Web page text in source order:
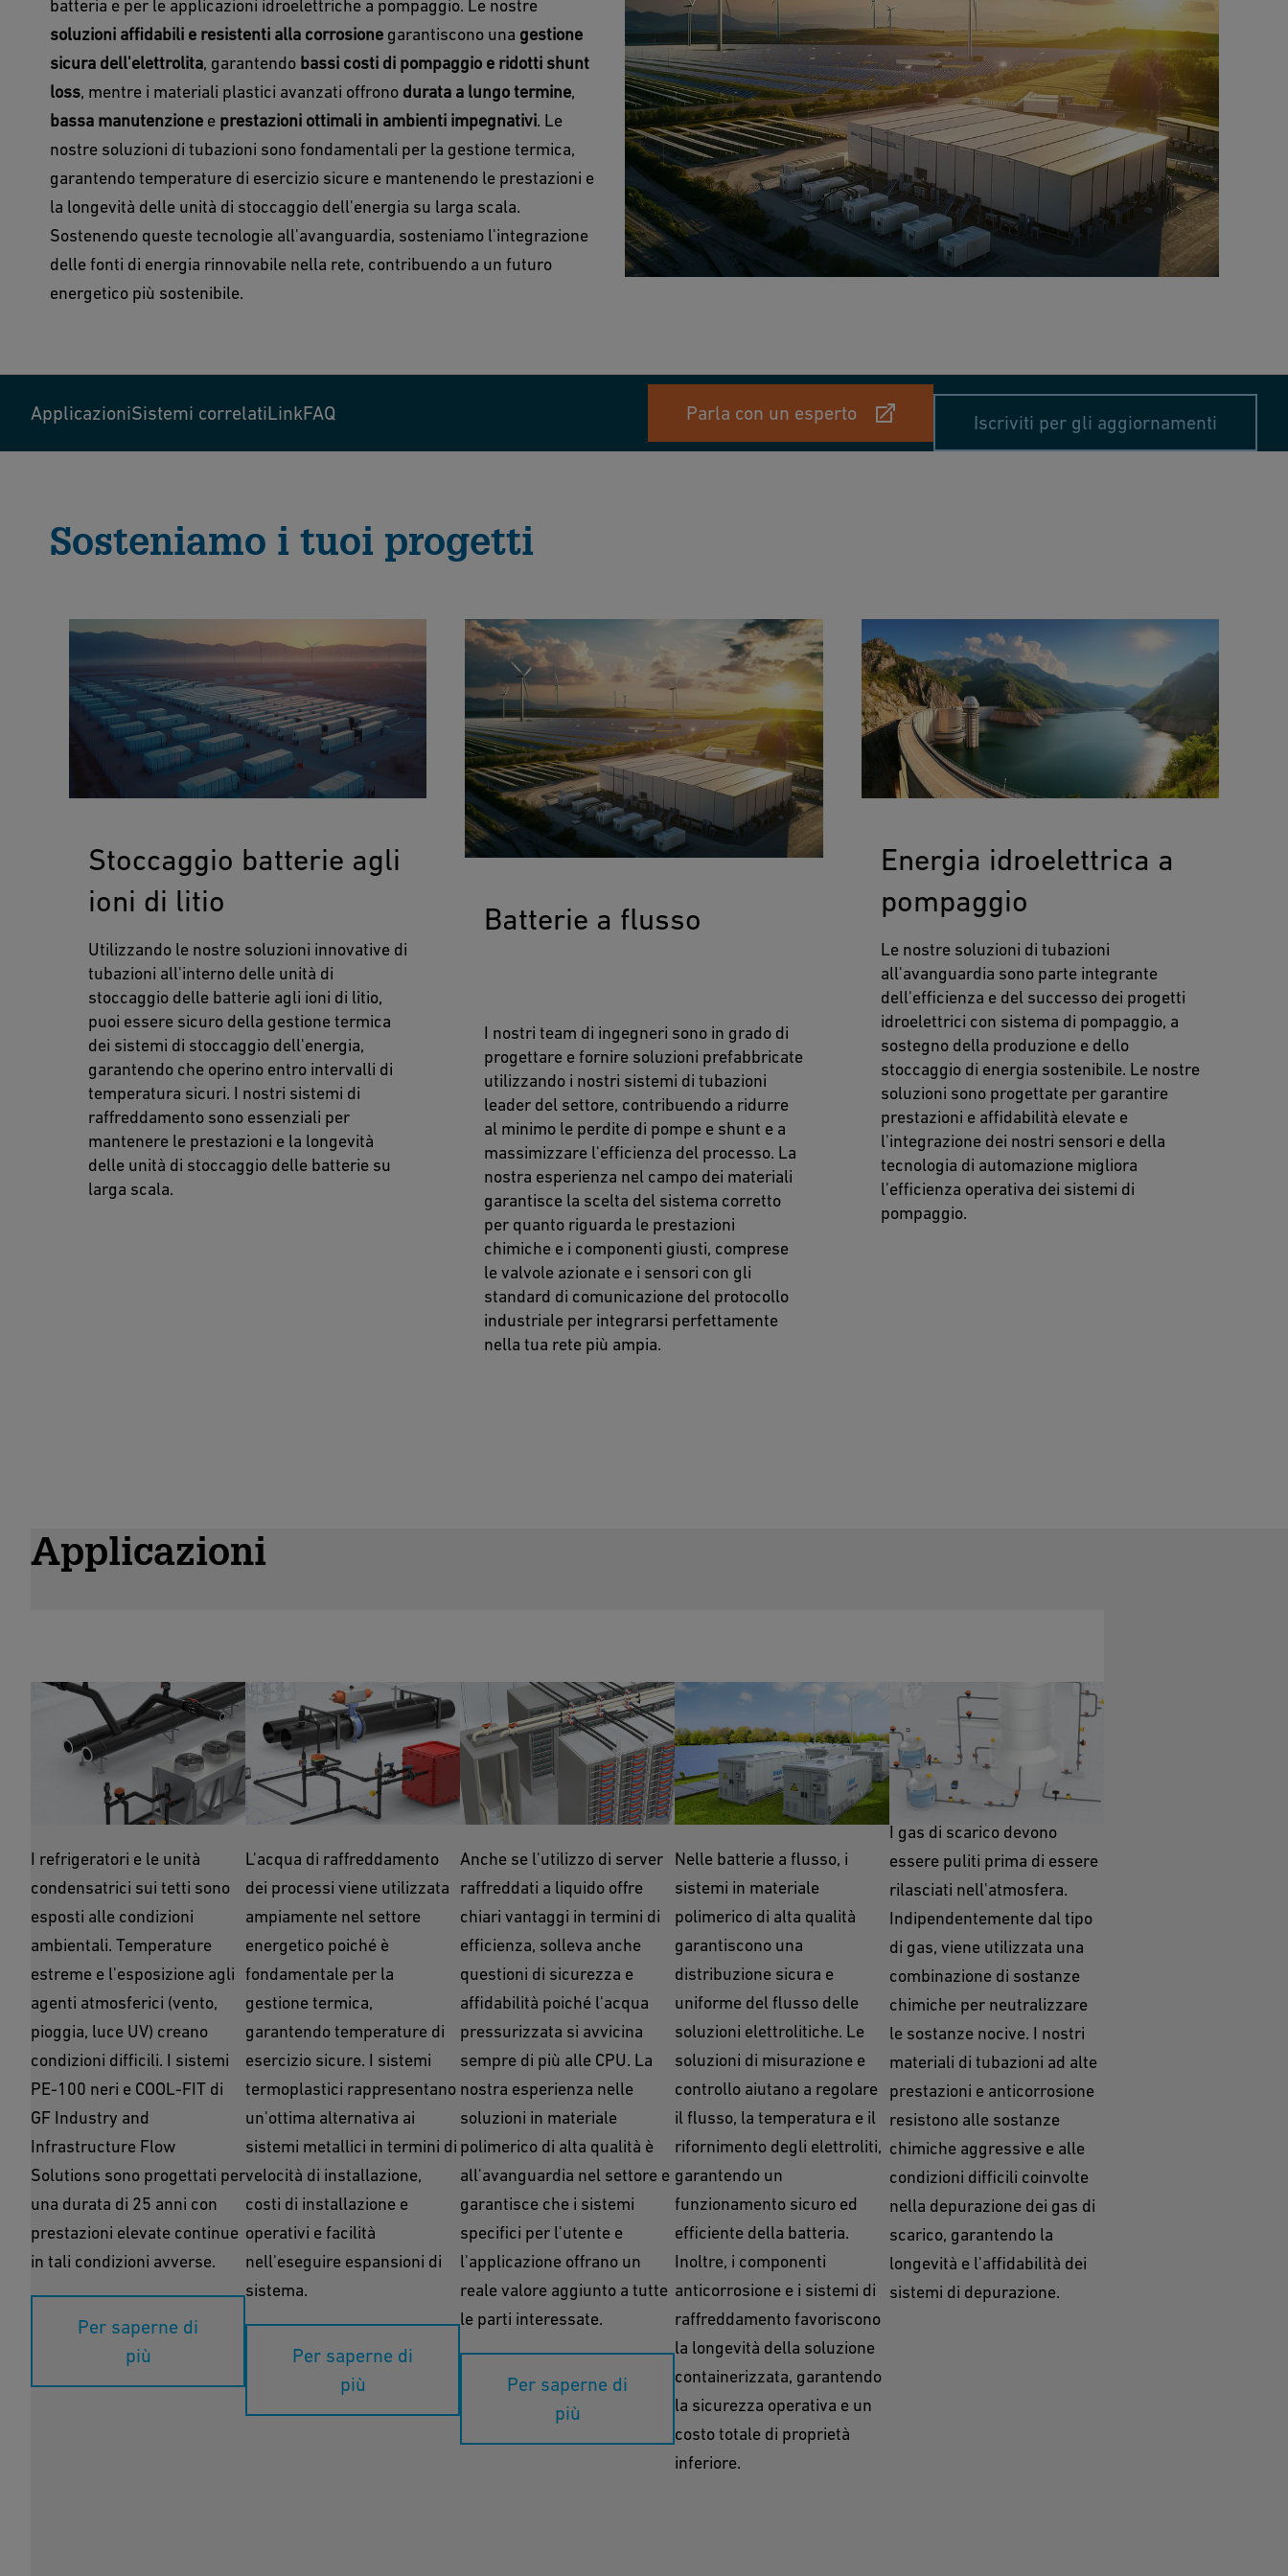
batteria e per le applicazioni idroelettriche a pompaggio. Le nostre
soluzioni affidabili e resistenti alla corrosione garantiscono una gestione
sicura dell'elettrolita, garantendo bassi costi di pompaggio e ridotti shunt
loss, mentre i materiali plastici avanzati offrono durata a lungo termine,
bassa manutenzione e prestazioni ottimali in ambienti impegnativi. Le
nostre soluzioni di tubazioni sono fondamentali per la gestione termica,
garantendo temperature di esercizio sicure e mantenendo le prestazioni e
la longevità delle unità di stoccaggio dell'energia su larga scala.
Sostenendo queste tecnologie all'avanguardia, sosteniamo l'integrazione
delle fonti di energia rinnovabile nella rete, contribuendo a un futuro
energetico più sostenibile.
ApplicazioniSistemi correlatiLinkFAQ Parla con un esperto Iscriviti per gli aggiornamenti
Sosteniamo i tuoi progetti
Stoccaggio batterie agli
ioni di litio
Utilizzando le nostre soluzioni innovative di
tubazioni all'interno delle unità di
stoccaggio delle batterie agli ioni di litio,
puoi essere sicuro della gestione termica
dei sistemi di stoccaggio dell'energia,
garantendo che operino entro intervalli di
temperatura sicuri. I nostri sistemi di
raffreddamento sono essenziali per
mantenere le prestazioni e la longevità
delle unità di stoccaggio delle batterie su
larga scala.
Batterie a flusso
I nostri team di ingegneri sono in grado di
progettare e fornire soluzioni prefabbricate
utilizzando i nostri sistemi di tubazioni
leader del settore, contribuendo a ridurre
al minimo le perdite di pompe e shunt e a
massimizzare l'efficienza del processo. La
nostra esperienza nel campo dei materiali
garantisce la scelta del sistema corretto
per quanto riguarda le prestazioni
chimiche e i componenti giusti, comprese
le valvole azionate e i sensori con gli
standard di comunicazione del protocollo
industriale per integrarsi perfettamente
nella tua rete più ampia.
Energia idroelettrica a
pompaggio
Le nostre soluzioni di tubazioni
all'avanguardia sono parte integrante
dell'efficienza e del successo dei progetti
idroelettrici con sistema di pompaggio, a
sostegno della produzione e dello
stoccaggio di energia sostenibile. Le nostre
soluzioni sono progettate per garantire
prestazioni e affidabilità elevate e
l'integrazione dei nostri sensori e della
tecnologia di automazione migliora
l'efficienza operativa dei sistemi di
pompaggio.
Applicazioni
Acqua refrigerata
sui tetti
I refrigeratori e le unità
condensatrici sui tetti sono
esposti alle condizioni
ambientali. Temperature
estreme e l'esposizione agli
agenti atmosferici (vento,
pioggia, luce UV) creano
condizioni difficili. I sistemi
PE-100 neri e COOL-FIT di
GF Industry and
Infrastructure Flow
Solutions sono progettati per
una durata di 25 anni con
prestazioni elevate continue
in tali condizioni avverse.
Per saperne di
più
Raffreddamento di
processo
L'acqua di raffreddamento
dei processi viene utilizzata
ampiamente nel settore
energetico poiché è
fondamentale per la
gestione termica,
garantendo temperature di
esercizio sicure. I sistemi
termoplastici rappresentano
un'ottima alternativa ai
sistemi metallici in termini di
velocità di installazione,
costi di installazione e
operativi e facilità
nell'eseguire espansioni di
sistema.
Per saperne di
più
Raffreddamento
liquido diretto
Anche se l'utilizzo di server
raffreddati a liquido offre
chiari vantaggi in termini di
efficienza, solleva anche
questioni di sicurezza e
affidabilità poiché l'acqua
pressurizzata si avvicina
sempre di più alle CPU. La
nostra esperienza nelle
soluzioni in materiale
polimerico di alta qualità è
all'avanguardia nel settore e
garantisce che i sistemi
specifici per l'utente e
l'applicazione offrano un
reale valore aggiunto a tutte
le parti interessate.
Per saperne di
più
Distribuzione
elettrolitica
Nelle batterie a flusso, i
sistemi in materiale
polimerico di alta qualità
garantiscono una
distribuzione sicura e
uniforme del flusso delle
soluzioni elettrolitiche. Le
soluzioni di misurazione e
controllo aiutano a regolare
il flusso, la temperatura e il
rifornimento degli elettroliti,
garantendo un
funzionamento sicuro ed
efficiente della batteria.
Inoltre, i componenti
anticorrosione e i sistemi di
raffreddamento favoriscono
la longevità della soluzione
containerizzata, garantendo
la sicurezza operativa e un
costo totale di proprietà
inferiore.
Pulizia dell'aria
I gas di scarico devono
essere puliti prima di essere
rilasciati nell'atmosfera.
Indipendentemente dal tipo
di gas, viene utilizzata una
combinazione di sostanze
chimiche per neutralizzare
le sostanze nocive. I nostri
materiali di tubazioni ad alte
prestazioni e anticorrosione
resistono alle sostanze
chimiche aggressive e alle
condizioni difficili coinvolte
nella depurazione dei gas di
scarico, garantendo la
longevità e l'affidabilità dei
sistemi di depurazione.